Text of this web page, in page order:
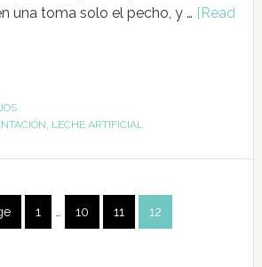
una toma solo el pecho, y … [Read
, LECHE ARTIFICIAL
1 … 10 11 12